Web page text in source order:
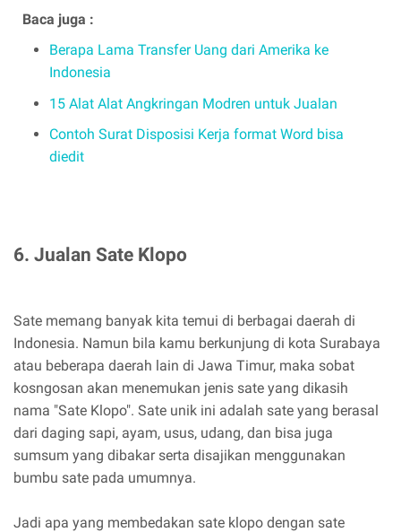
Baca juga :
Berapa Lama Transfer Uang dari Amerika ke
Indonesia
15 Alat Alat Angkringan Modren untuk Jualan
Contoh Surat Disposisi Kerja format Word bisa
diedit
6. Jualan Sate Klopo
Sate memang banyak kita temui di berbagai daerah di
Indonesia. Namun bila kamu berkunjung di kota Surabaya
atau beberapa daerah lain di Jawa Timur, maka sobat
kosngosan akan menemukan jenis sate yang dikasih
nama "Sate Klopo". Sate unik ini adalah sate yang berasal
dari daging sapi, ayam, usus, udang, dan bisa juga
sumsum yang dibakar serta disajikan menggunakan
bumbu sate pada umumnya.
Jadi apa yang membedakan sate klopo dengan sate